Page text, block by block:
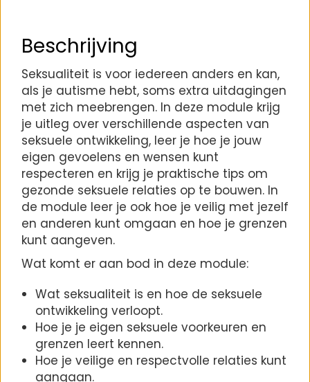
Beschrijving
Seksualiteit is voor iedereen anders en kan,
als je autisme hebt, soms extra uitdagingen
met zich meebrengen. In deze module krijg
je uitleg over verschillende aspecten van
seksuele ontwikkeling, leer je hoe je jouw
eigen gevoelens en wensen kunt
respecteren en krijg je praktische tips om
gezonde seksuele relaties op te bouwen. In
de module leer je ook hoe je veilig met jezelf
en anderen kunt omgaan en hoe je grenzen
kunt aangeven.
Wat komt er aan bod in deze module:
Wat seksualiteit is en hoe de seksuele
ontwikkeling verloopt.
Hoe je je eigen seksuele voorkeuren en
grenzen leert kennen.
Hoe je veilige en respectvolle relaties kunt
aangaan.